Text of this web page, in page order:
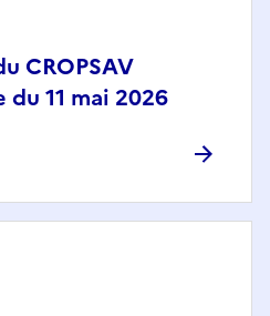
CROPSAV
11 mai 2026